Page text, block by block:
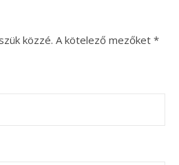
közzé. A kötelező mezőket *